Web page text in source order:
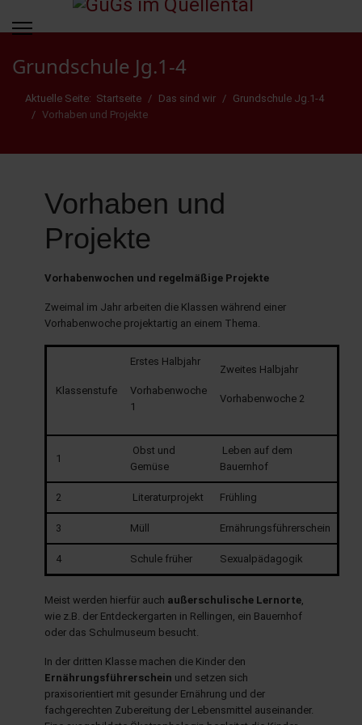
Grundschule Jg.1-4
Aktuelle Seite: Startseite Das sind wir
Grundschule Jg.1-4
Vorhaben und Projekte
Vorhaben und
Projekte
Vorhabenwochen und regelmäßige Projekte
Zweimal im Jahr arbeiten die Klassen während einer
Vorhabenwoche projektartig an einem Thema.
Klassenstufe
Erstes Halbjahr
Vorhabenwoche
1
Zweites Halbjahr
Vorhabenwoche 2
1
Obst und
Gemüse
Leben auf dem
Bauernhof
2 Literaturprojekt Frühling
3 Müll Ernährungsführerschein
4 Schule früher Sexualpädagogik
Meist werden hierfür auch außerschulische Lernorte,
wie z.B. der Entdeckergarten in Rellingen, ein Bauernhof
oder das Schulmuseum besucht.
In der dritten Klasse machen die Kinder den
Ernährungsführerschein und setzen sich
praxisorientiert mit gesunder Ernährung und der
fachgerechten Zubereitung der Lebensmittel auseinander.